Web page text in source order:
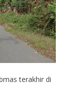
terakhir di